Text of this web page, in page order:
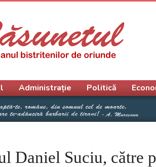
Daniel Suciu, către
Administrație Politică